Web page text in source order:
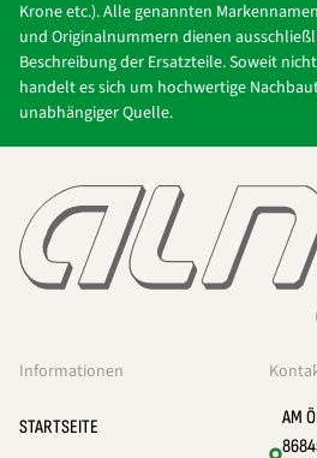
Krone etc.). Alle genannten
und Originalnummern dienen
Beschreibung der Ersatzteile. Soweit
handelt es sich um hochwertige
unabhängiger Quelle.
Informationen
STARTSEITE
AM